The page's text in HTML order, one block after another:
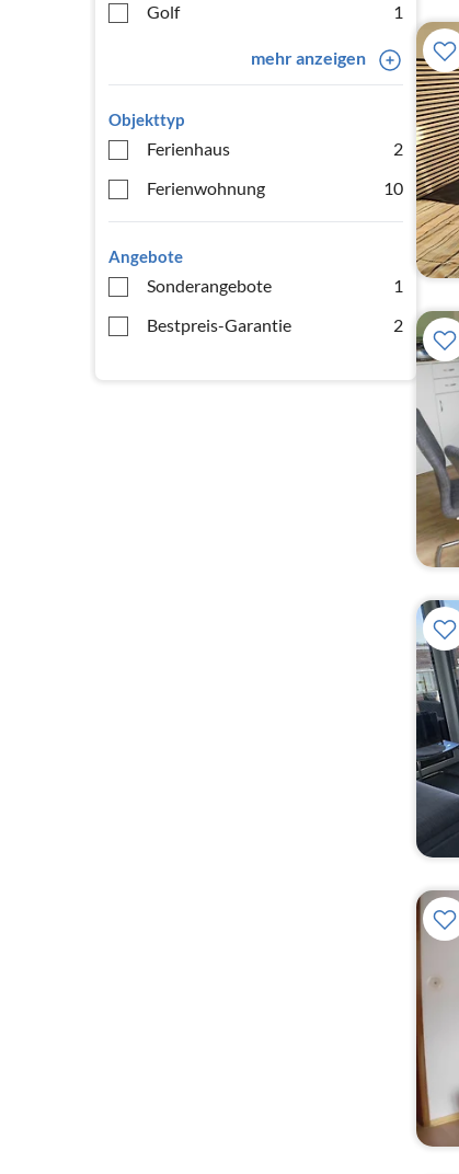
Golf
1
mehr anzeigen
Objekttyp
Ferienhaus
2
Ferienwohnung
10
Angebote
Sonderangebote
1
Bestpreis-Garantie
2